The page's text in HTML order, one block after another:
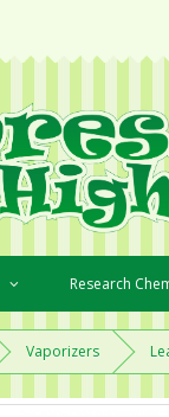
Research
Vaporizers